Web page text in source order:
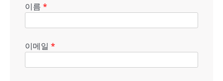
이름 *
이메일 *